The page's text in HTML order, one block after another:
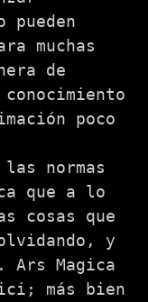
pueden
muchas
de
poco
normas
que a lo
cosas que
y
Ars Magica
más bien